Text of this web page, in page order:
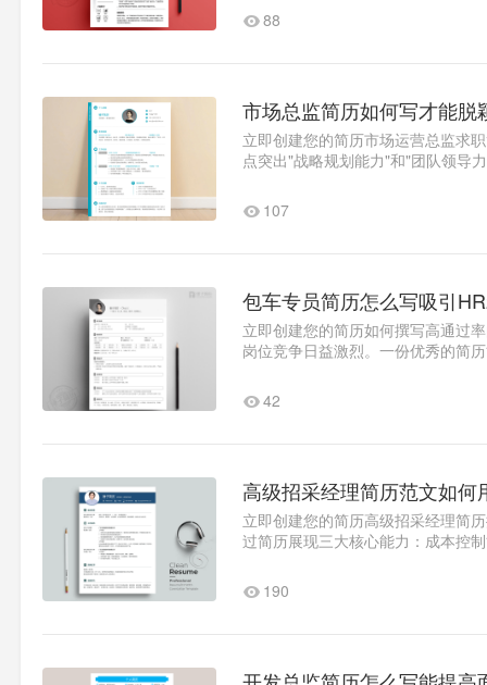
88
市场总监简历如何写才能脱
立即创建您的简历市场运营总监求
点突出"战略规划能力"和"团队领导
107
包车专员简历怎么写吸引
立即创建您的简历如何撰写高通过
岗位竞争日益激烈。一份优秀的简
42
高级招采经理简历范文如何
立即创建您的简历高级招采经理简
过简历展现三大核心能力：成本控
190